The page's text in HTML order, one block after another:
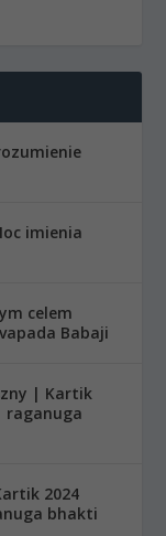
imienia
celem
Babaji
| Kartik
raganuga
2024
bhakti